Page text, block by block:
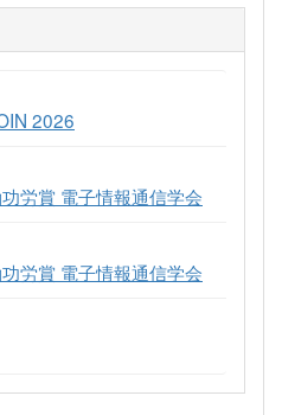
2026
労賞 電子情報通信学会
労賞 電子情報通信学会